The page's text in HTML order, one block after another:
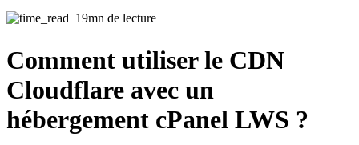
19mn de lecture
Comment utiliser le CDN
Cloudflare avec un
hébergement cPanel LWS ?